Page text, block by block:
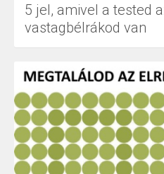
5 jel, amivel a tested
vastagbélrákod van